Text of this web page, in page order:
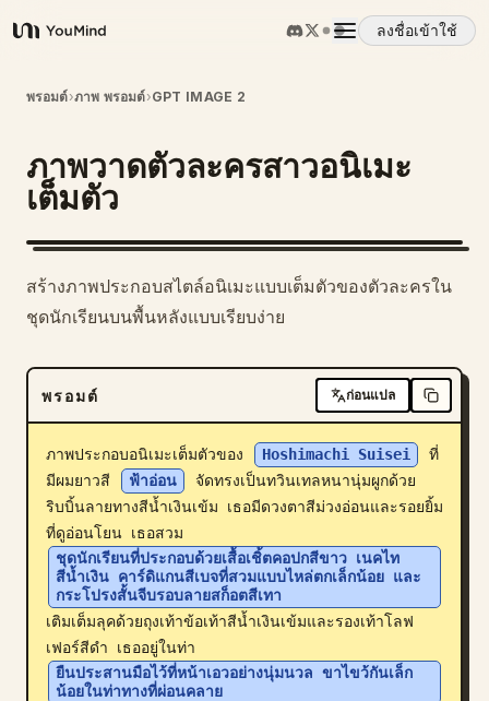
YouMind
ลงชื่อเข้าใช้
ภาพรวม
กรณีการใช้งาน
ทักษะ
พรอมต์
ราคา
ดาวน์โหลด
บล็อก
อัปเดต
พรอมต์›ภาพ พรอมต์›GPT IMAGE 2
ภาพวาดตัวละครสาวอนิเมะ
เต็มตัว
สร้างภาพประกอบสไตล์อนิเมะแบบเต็มตัวของตัวละครใน
ชุดนักเรียนบนพื้นหลังแบบเรียบง่าย
พรอมต์ ก่อนแปล
ภาพประกอบอนิเมะเต็มตัวของ Hoshimachi Suisei
ที่
มีผมยาวสี
ฟ้าอ่อน
จัดทรงเป็นทวินเทลหนานุ่มผูกด้วย
ริบบิ้นลายทางสีน้ำเงินเข้ม เธอมีดวงตาสีม่วงอ่อนและรอยยิ้ม
ที่ดูอ่อนโยน เธอสวม
ชุดนักเรียนที่ประกอบด้วยเสื้อเชิ้ตคอปกสีขาว เนคไท
สีน้ำเงิน คาร์ดิแกนสีเบจที่สวมแบบไหล่ตกเล็กน้อย และ
กระโปรงสั้นจีบรอบลายสก็อตสีเทา
เติมเต็มลุคด้วยถุงเท้าข้อเท้าสีน้ำเงินเข้มและรองเท้าโลฟ
เฟอร์สีดำ เธออยู่ในท่า
ยืนประสานมือไว้ที่หน้าเอวอย่างนุ่มนวล ขาไขว้กันเล็ก
น้อยในท่าทางที่ผ่อนคลาย